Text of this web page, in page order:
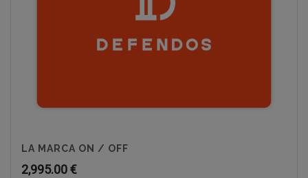
LA MARCA ON / OFF
2,995.00€